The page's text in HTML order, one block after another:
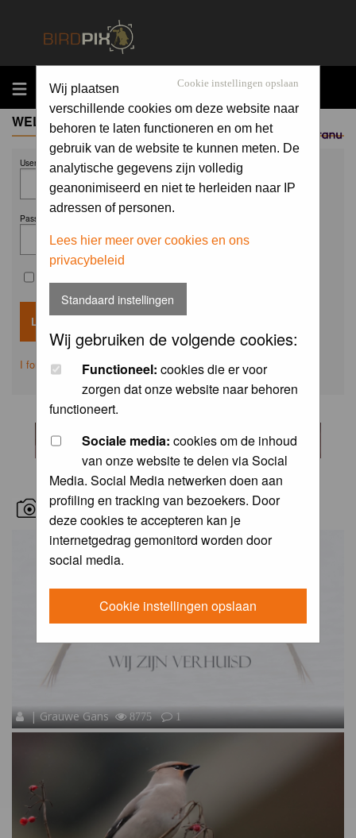
MENU
Sponsored by
Cookie instellingen opslaan
Wij plaatsen
verschillende cookies om deze website naar
behoren te laten functioneren en om het
gebruik van de website te kunnen meten. De
analytische gegevens zijn volledig
geanonimiseerd en niet te herleiden naar IP
adressen of personen.
Lees hier meer over cookies en ons
privacybeleid
Standaard instellingen
Wij gebruiken de volgende cookies:
Functioneel: cookies die er voor
zorgen dat onze website naar behoren
functioneert.
Sociale media: cookies om de inhoud
van onze website te delen via Social
Media. Social Media netwerken doen aan
profiling en tracking van bezoekers. Door
deze cookies te accepteren kan je
internetgedrag gemonitord worden door
social media.
Cookie instellingen opslaan
WELCOME GUEST
Username:
Password:
I forgot my password
RECENT BIRD PICS
| Grauwe Gans 8775 1